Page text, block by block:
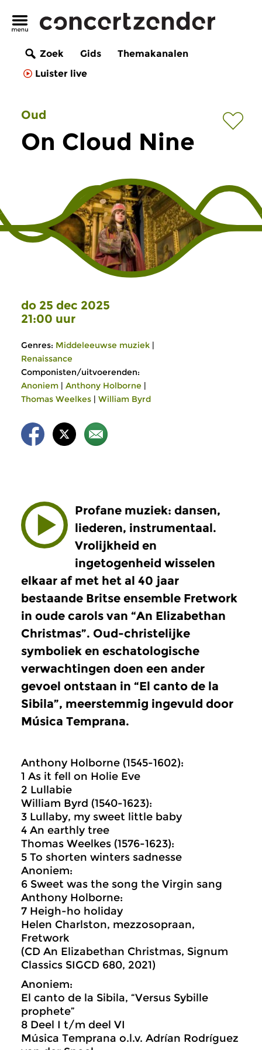
Zoek Gids
Themakanalen
Luister live
Oud
On Cloud Nine
do 25 dec 2025
21:00 uur
Genres: Middeleeuwse muziek |
Renaissance
Componisten/uitvoerenden:
Anoniem | Anthony Holborne |
Thomas Weelkes | William Byrd
Profane muziek: dansen,
liederen, instrumentaal.
Vrolijkheid en
ingetogenheid wisselen
elkaar af met het al 40 jaar
bestaande Britse ensemble Fretwork
in oude carols van “An Elizabethan
Christmas”. Oud-christelijke
symboliek en eschatologische
verwachtingen doen een ander
gevoel ontstaan in “El canto de la
Sibila”, meerstemmig ingevuld door
Música Temprana.
Anthony Holborne (1545-1602):
1 As it fell on Holie Eve
2 Lullabie
William Byrd (1540-1623):
3 Lullaby, my sweet little baby
4 An earthly tree
Thomas Weelkes (1576-1623):
5 To shorten winters sadnesse
Anoniem:
6 Sweet was the song the Virgin sang
Anthony Holborne:
7 Heigh-ho holiday
Helen Charlston, mezzosopraan,
Fretwork
(CD An Elizabethan Christmas, Signum
Classics SIGCD 680, 2021)
Anoniem:
El canto de la Sibila, “Versus Sybille
prophete”
8 Deel I t/m deel VI
Música Temprana o.l.v. Adrían Rodríguez